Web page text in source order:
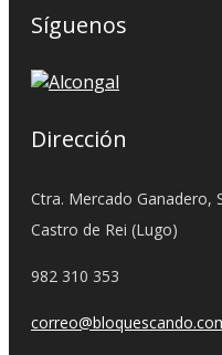
Síguenos
Dirección
Ctra. Mercado Ganadero,
Castro de Rei (Lugo)
982 310 353